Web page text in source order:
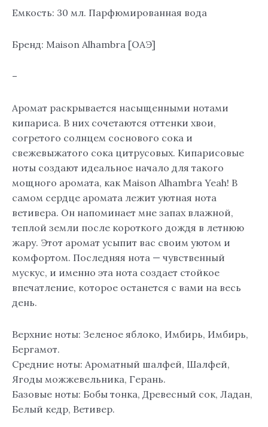
Емкость: 30 мл. Парфюмированная вода
Бренд: Maison Alhambra [ОАЭ]
–
Аромат раскрывается насыщенными нотами
кипариса. В них сочетаются оттенки хвои,
согретого солнцем соснового сока и
свежевыжатого сока цитрусовых. Кипарисовые
ноты создают идеальное начало для такого
мощного аромата, как Maison Alhambra Yeah! В
самом сердце аромата лежит уютная нота
ветивера. Он напоминает мне запах влажной,
теплой земли после короткого дождя в летнюю
жару. Этот аромат усыпит вас своим уютом и
комфортом. Последняя нота — чувственный
мускус, и именно эта нота создает стойкое
впечатление, которое останется с вами на весь
день.
Верхние ноты: Зеленое яблоко, Имбирь, Имбирь,
Бергамот.
Средние ноты: Ароматный шалфей, Шалфей,
Ягоды можжевельника, Герань.
Базовые ноты: Бобы тонка, Древесный сок, Ладан,
Белый кедр, Ветивер.